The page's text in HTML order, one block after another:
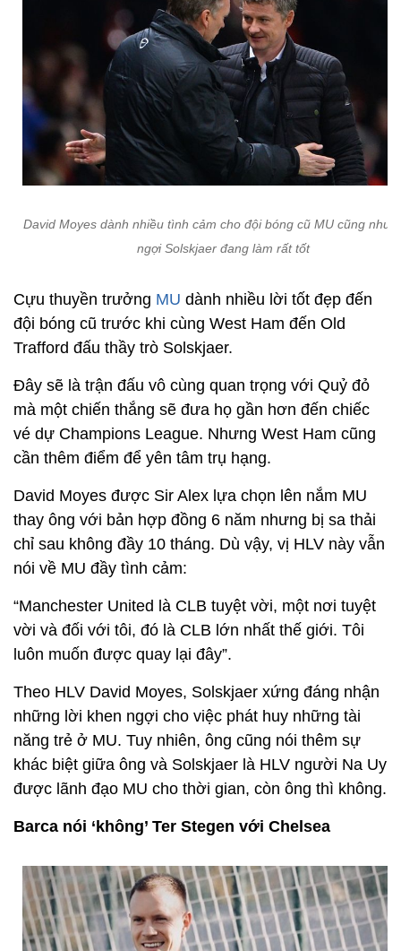
David Moyes dành nhiều tình cảm cho đội bóng cũ MU cũng như
ngợi Solskjaer đang làm rất tốt
Cựu thuyền trưởng MU dành nhiều lời tốt đẹp đến
đội bóng cũ trước khi cùng West Ham đến Old
Trafford đấu thầy trò Solskjaer.
Đây sẽ là trận đấu vô cùng quan trọng với Quỷ đỏ
mà một chiến thắng sẽ đưa họ gần hơn đến chiếc
vé dự Champions League. Nhưng West Ham cũng
cần thêm điểm để yên tâm trụ hạng.
David Moyes được Sir Alex lựa chọn lên nắm MU
thay ông với bản hợp đồng 6 năm nhưng bị sa thải
chỉ sau không đầy 10 tháng. Dù vậy, vị HLV này vẫn
nói về MU đầy tình cảm:
“Manchester United là CLB tuyệt vời, một nơi tuyệt
vời và đối với tôi, đó là CLB lớn nhất thế giới. Tôi
luôn muốn được quay lại đây”.
Theo HLV David Moyes, Solskjaer xứng đáng nhận
những lời khen ngợi cho việc phát huy những tài
năng trẻ ở MU. Tuy nhiên, ông cũng nói thêm sự
khác biệt giữa ông và Solskjaer là HLV người Na Uy
được lãnh đạo MU cho thời gian, còn ông thì không.
Barca nói ‘không’ Ter Stegen với Chelsea